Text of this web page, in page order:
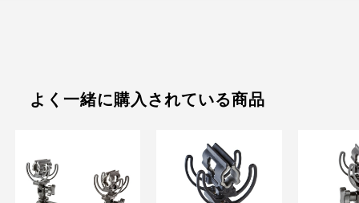
よく一緒に購入されている商品